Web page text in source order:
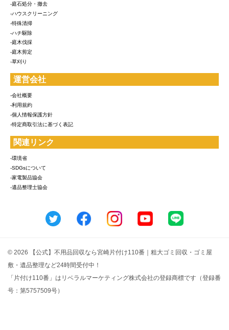
-庭石処分・撤去
-ハウスクリーニング
-特殊清掃
-ハチ駆除
-庭木伐採
-庭木剪定
-草刈り
運営会社
-会社概要
-利用規約
-個人情報保護方針
-特定商取引法に基づく表記
関連リンク
-環境省
-SDGsについて
-家電製品協会
-遺品整理士協会
© 2026 【公式】不用品回収なら宮崎片付け110番｜粗大ゴミ回収・ゴミ屋
敷・遺品整理など24時間受付中！
「片付け110番」はリベラルマーケティング株式会社の登録商標です（登録番
号：第5757509号）